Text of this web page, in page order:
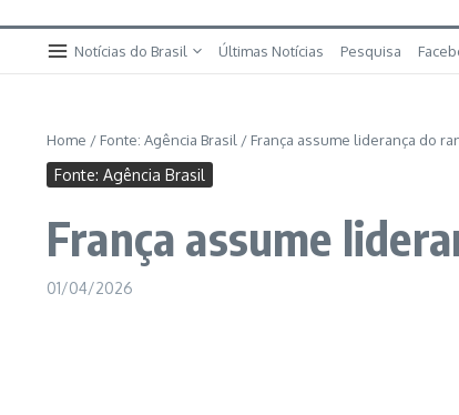
Notícias do Brasil Últimas Notícias Pesquisa
Home / Fonte: Agência Brasil / França assume liderança do
Fonte: Agência Brasil
França assume
01/04/2026